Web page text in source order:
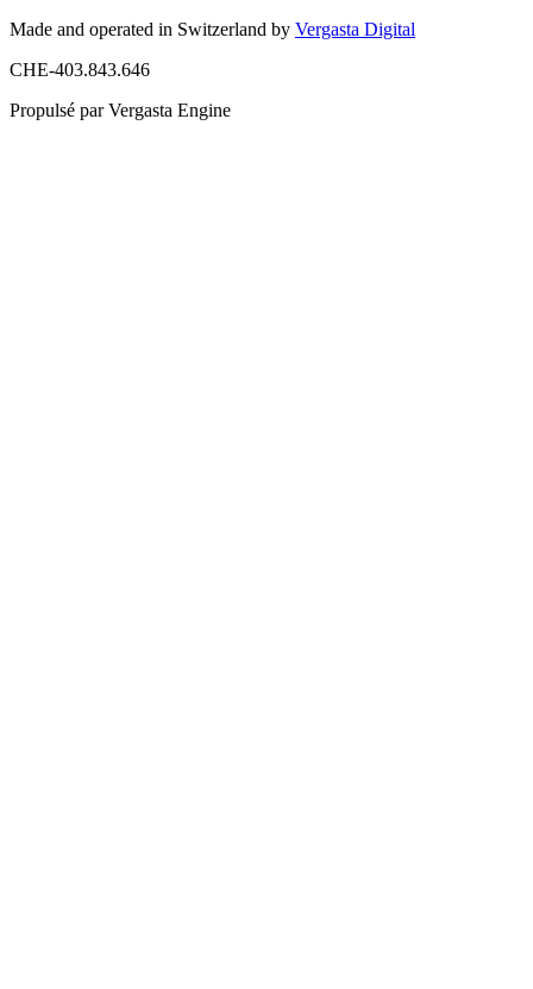
Made and operated in Switzerland by Vergasta Digital
CHE-403.843.646
Propulsé par Vergasta Engine